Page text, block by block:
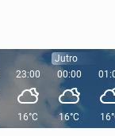
23:00
16°C
Jutro
00:00
16°C